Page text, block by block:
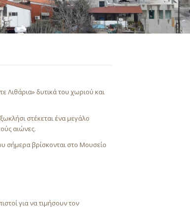
Λιθάρια» δυτικά του χωριού και
στέκεται ένα μεγάλο
αιώνες.
σήμερα βρίσκονται στο Μουσείο
για να τιμήσουν τον